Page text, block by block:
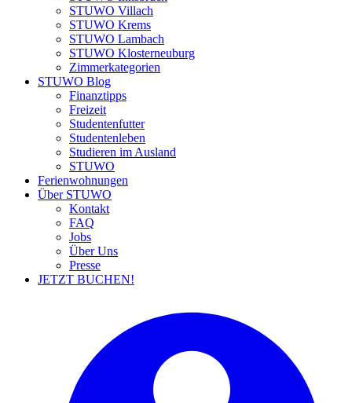
STUWO Villach
STUWO Krems
STUWO Lambach
STUWO Klosterneuburg
Zimmerkategorien
STUWO Blog
Finanztipps
Freizeit
Studentenfutter
Studentenleben
Studieren im Ausland
STUWO
Ferienwohnungen
Über STUWO
Kontakt
FAQ
Jobs
Über Uns
Presse
JETZT BUCHEN!